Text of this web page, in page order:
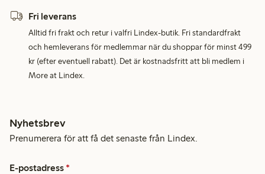
Fri leverans
Alltid fri frakt och retur i valfri Lindex-butik. Fri standardfrakt
och hemleverans för medlemmar när du shoppar för minst 499
kr (efter eventuell rabatt). Det är kostnadsfritt att bli medlem i
More at Lindex.
Nyhetsbrev
Prenumerera för att få det senaste från Lindex.
E-postadress *